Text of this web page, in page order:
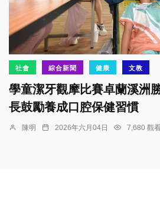
社會 綜合新聞 健康 文教
學童潔牙觀摩比賽卓蘭溪
長鼓勵養成口腔保健習慣
陳明 2026年六月04日 7,680 觀